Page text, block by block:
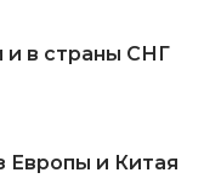
ветра или ливни.
в комплекте
основание.
и в страны СНГ
Европы и Китая